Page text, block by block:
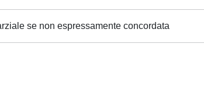
se non espressamente concordata